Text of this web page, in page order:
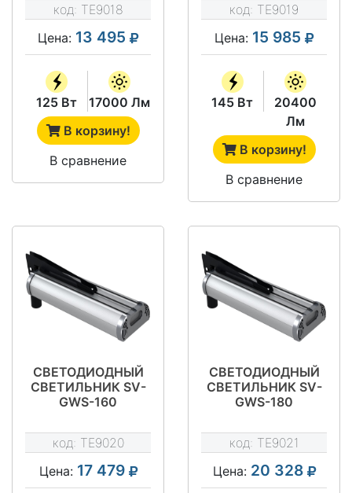
код: TE9018
Цена: 13 495
125 Вт
17000 Лм
В корзину!
В сравнение
код: TE9019
Цена: 15 985
145 Вт
20400
Лм
В корзину!
В сравнение
СВЕТОДИОДНЫЙ
СВЕТИЛЬНИК SV-
GWS-160
код: TE9020
Цена: 17 479
СВЕТОДИОДНЫЙ
СВЕТИЛЬНИК SV-
GWS-180
код: TE9021
Цена: 20 328